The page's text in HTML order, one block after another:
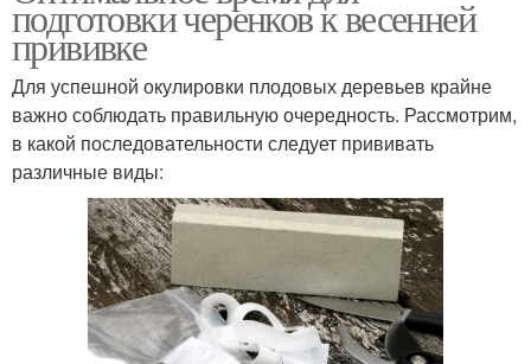
подготовки черенков к весенней
прививке
Для успешной окулировки плодовых деревьев крайне
важно соблюдать правильную очередность. Рассмотрим,
в какой последовательности следует прививать
различные виды: